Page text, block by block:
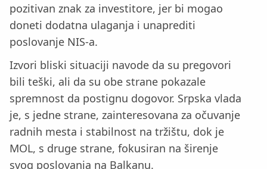
pozitivan znak za investitore, jer bi mogao
doneti dodatna ulaganja i unaprediti
poslovanje NIS-a.
Izvori bliski situaciji navode da su pregovori
bili teški, ali da su obe strane pokazale
spremnost da postignu dogovor. Srpska vlada
je, s jedne strane, zainteresovana za očuvanje
radnih mesta i stabilnost na tržištu, dok je
MOL, s druge strane, fokusiran na širenje
svog poslovanja na Balkanu.